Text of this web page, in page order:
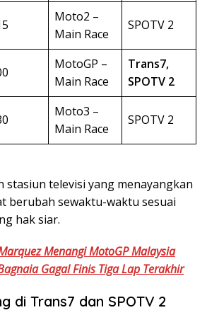
Moto2 –
Main Race
SPOTV 2
MotoGP –
Main Race
Trans7,
SPOTV 2
Moto3 –
Main Race
SPOTV 2
stasiun televisi yang menayangkan
berubah sewaktu-waktu sesuai
hak siar.
Menangi MotoGP Malaysia
Gagal Finis Tiga Lap Terakhir
di Trans7 dan SPOTV 2